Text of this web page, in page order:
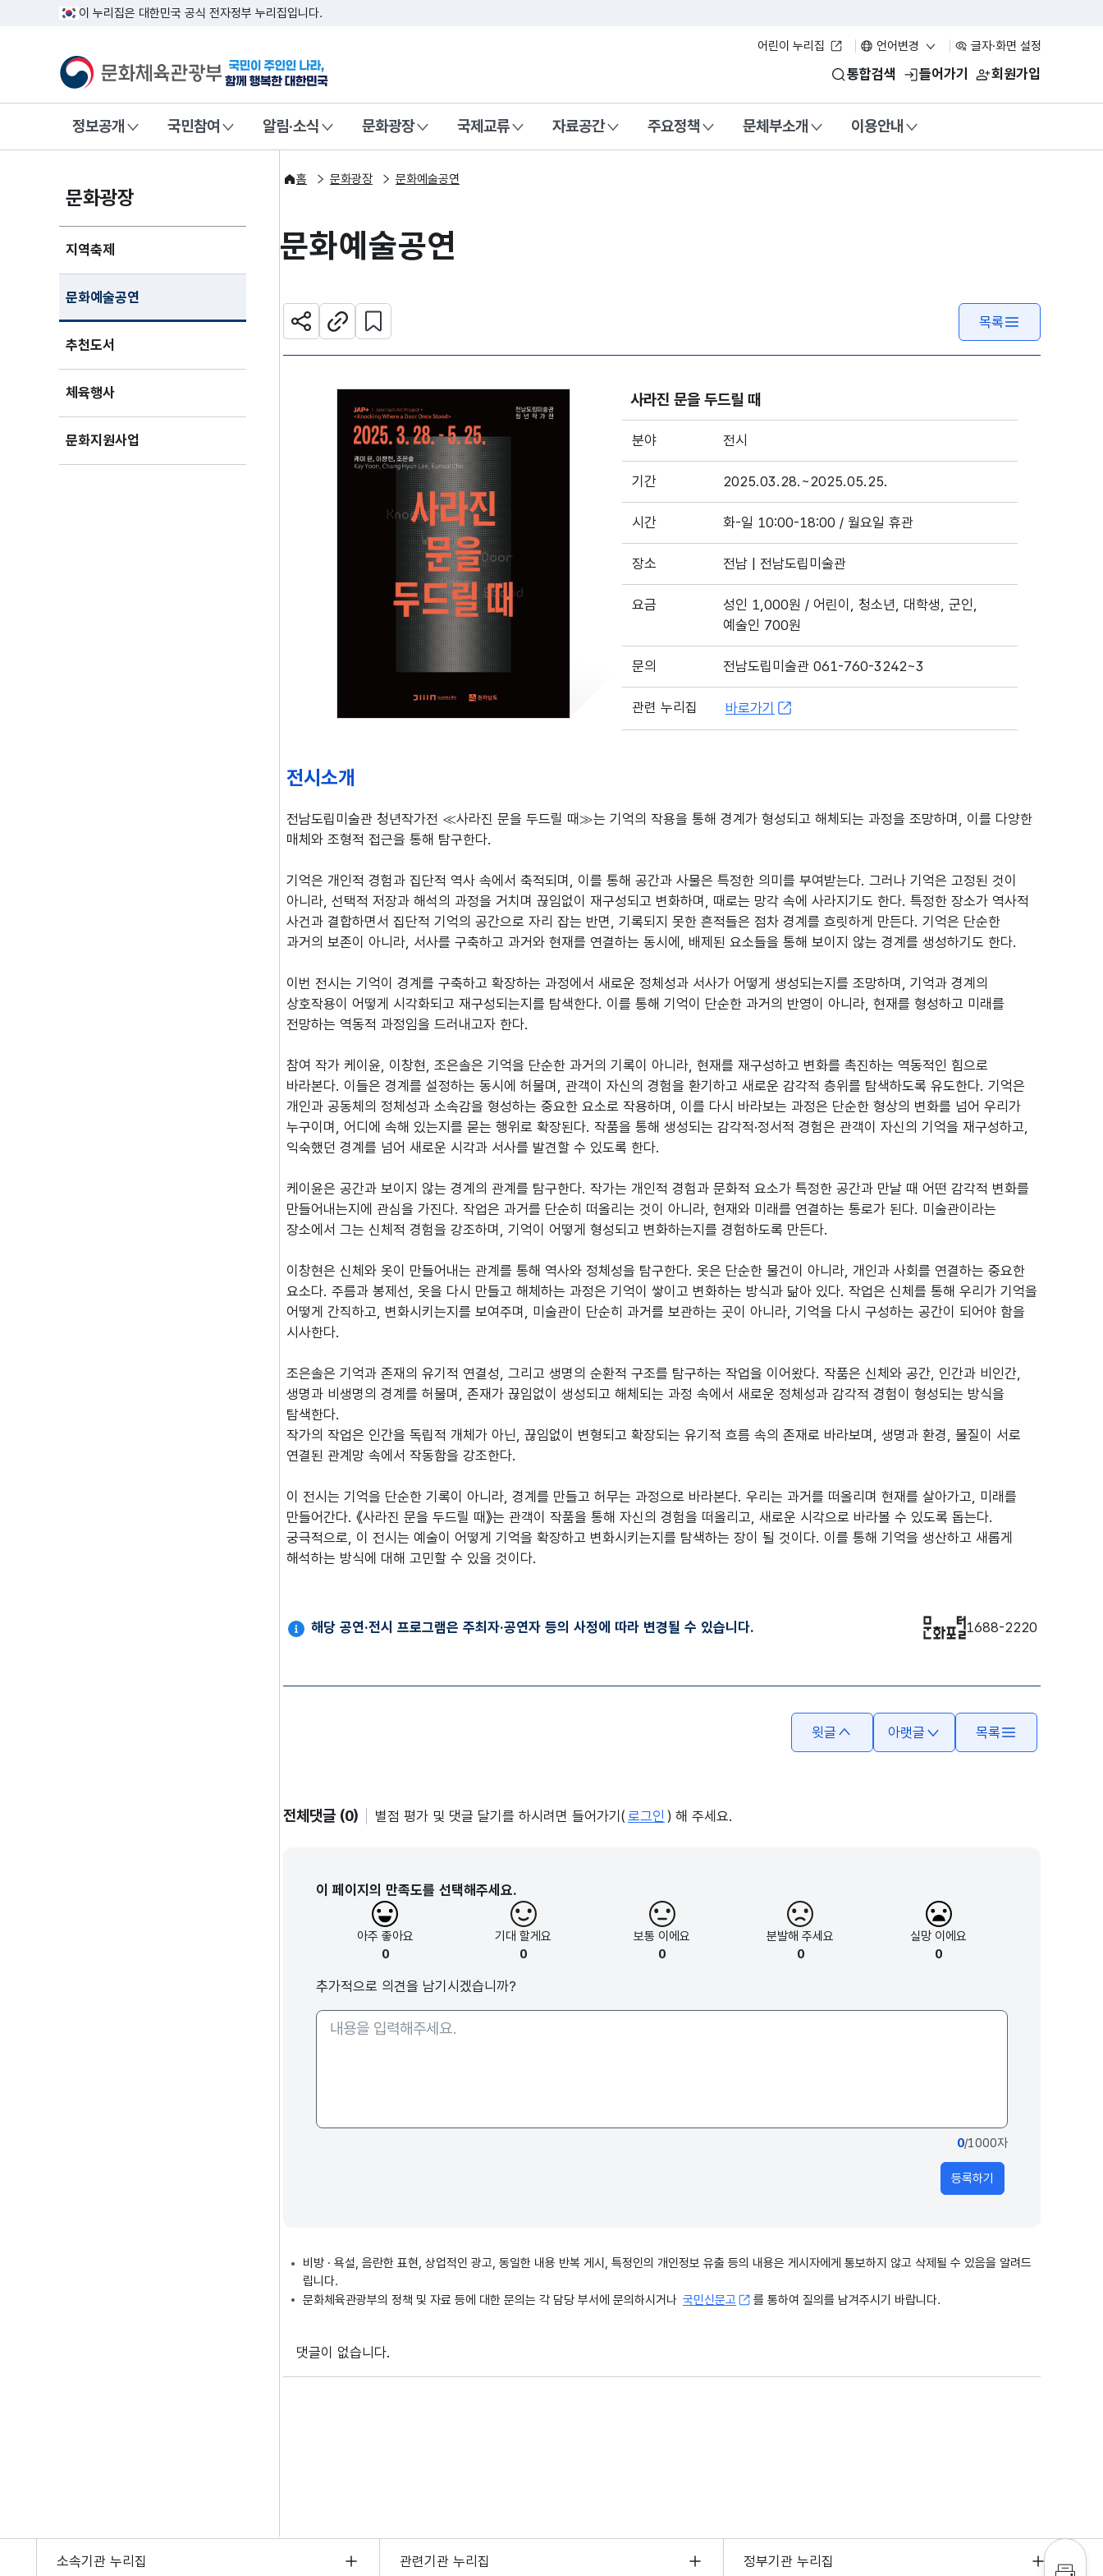
이 누리집은 대한민국 공식 전자정부 누리집입니다.
어린이 누리집 언어변경 글자·화면 설정
문화체육관광부국민이 주인인 나라, 함께 행복한 대한민국 통합검색 들어가기 회원가입
정보공개 국민참여 알림·소식 문화광장 국제교류 자료공간 주요정책 문체부소개 이용안내
문화광장
지역축제
문화예술공연
추천도서
체육행사
문화지원사업
홈 문화광장 문화예술공연
문화예술공연
공유하기주소복사
관심 콘텐츠 설정하기
목록
사라진 문을 두드릴 때
분야 전시
기간 2025.03.28.~2025.05.25.
시간 화-일 10:00-18:00 / 월요일 휴관
장소 전남 | 전남도립미술관
요금
성인 1,000원 / 어린이, 청소년, 대학생, 군인,
예술인 700원
문의 전남도립미술관 061-760-3242~3
관련 누리집 바로가기
전시소개
전남도립미술관 청년작가전 ≪사라진 문을 두드릴 때≫는 기억의 작용을 통해 경계가 형성되고 해체되는 과정을 조망하며, 이를 다양한
매체와 조형적 접근을 통해 탐구한다.
기억은 개인적 경험과 집단적 역사 속에서 축적되며, 이를 통해 공간과 사물은 특정한 의미를 부여받는다. 그러나 기억은 고정된 것이
아니라, 선택적 저장과 해석의 과정을 거치며 끊임없이 재구성되고 변화하며, 때로는 망각 속에 사라지기도 한다. 특정한 장소가 역사적
사건과 결합하면서 집단적 기억의 공간으로 자리 잡는 반면, 기록되지 못한 흔적들은 점차 경계를 흐릿하게 만든다. 기억은 단순한
과거의 보존이 아니라, 서사를 구축하고 과거와 현재를 연결하는 동시에, 배제된 요소들을 통해 보이지 않는 경계를 생성하기도 한다.
이번 전시는 기억이 경계를 구축하고 확장하는 과정에서 새로운 정체성과 서사가 어떻게 생성되는지를 조망하며, 기억과 경계의
상호작용이 어떻게 시각화되고 재구성되는지를 탐색한다. 이를 통해 기억이 단순한 과거의 반영이 아니라, 현재를 형성하고 미래를
전망하는 역동적 과정임을 드러내고자 한다.
참여 작가 케이윤, 이창현, 조은솔은 기억을 단순한 과거의 기록이 아니라, 현재를 재구성하고 변화를 촉진하는 역동적인 힘으로
바라본다. 이들은 경계를 설정하는 동시에 허물며, 관객이 자신의 경험을 환기하고 새로운 감각적 층위를 탐색하도록 유도한다. 기억은
개인과 공동체의 정체성과 소속감을 형성하는 중요한 요소로 작용하며, 이를 다시 바라보는 과정은 단순한 형상의 변화를 넘어 우리가
누구이며, 어디에 속해 있는지를 묻는 행위로 확장된다. 작품을 통해 생성되는 감각적·정서적 경험은 관객이 자신의 기억을 재구성하고,
익숙했던 경계를 넘어 새로운 시각과 서사를 발견할 수 있도록 한다.
케이윤은 공간과 보이지 않는 경계의 관계를 탐구한다. 작가는 개인적 경험과 문화적 요소가 특정한 공간과 만날 때 어떤 감각적 변화를
만들어내는지에 관심을 가진다. 작업은 과거를 단순히 떠올리는 것이 아니라, 현재와 미래를 연결하는 통로가 된다. 미술관이라는
장소에서 그는 신체적 경험을 강조하며, 기억이 어떻게 형성되고 변화하는지를 경험하도록 만든다.
이창현은 신체와 옷이 만들어내는 관계를 통해 역사와 정체성을 탐구한다. 옷은 단순한 물건이 아니라, 개인과 사회를 연결하는 중요한
요소다. 주름과 봉제선, 옷을 다시 만들고 해체하는 과정은 기억이 쌓이고 변화하는 방식과 닮아 있다. 작업은 신체를 통해 우리가 기억을
어떻게 간직하고, 변화시키는지를 보여주며, 미술관이 단순히 과거를 보관하는 곳이 아니라, 기억을 다시 구성하는 공간이 되어야 함을
시사한다.
조은솔은 기억과 존재의 유기적 연결성, 그리고 생명의 순환적 구조를 탐구하는 작업을 이어왔다. 작품은 신체와 공간, 인간과 비인간,
생명과 비생명의 경계를 허물며, 존재가 끊임없이 생성되고 해체되는 과정 속에서 새로운 정체성과 감각적 경험이 형성되는 방식을
탐색한다.
작가의 작업은 인간을 독립적 개체가 아닌, 끊임없이 변형되고 확장되는 유기적 흐름 속의 존재로 바라보며, 생명과 환경, 물질이 서로
연결된 관계망 속에서 작동함을 강조한다.
이 전시는 기억을 단순한 기록이 아니라, 경계를 만들고 허무는 과정으로 바라본다. 우리는 과거를 떠올리며 현재를 살아가고, 미래를
만들어간다. 《사라진 문을 두드릴 때》는 관객이 작품을 통해 자신의 경험을 떠올리고, 새로운 시각으로 바라볼 수 있도록 돕는다.
궁극적으로, 이 전시는 예술이 어떻게 기억을 확장하고 변화시키는지를 탐색하는 장이 될 것이다. 이를 통해 기억을 생산하고 새롭게
해석하는 방식에 대해 고민할 수 있을 것이다.
해당 공연·전시 프로그램은 주최자·공연자 등의 사정에 따라 변경될 수 있습니다. 1688-2220
윗글 아랫글 목록
전체댓글 (0) 별점 평가 및 댓글 달기를 하시려면 들어가기( 로그인 ) 해 주세요.
이 페이지의 만족도를 선택해주세요.
아주 좋아요
0
기대할게요
0
보통 이에요
0
분발해주세요
0
실망 이에요
0
추가적으로 의견을 남기시겠습니까?
0/1000자
등록하기
비방 · 욕설, 음란한 표현, 상업적인 광고, 동일한 내용 반복 게시, 특정인의 개인정보 유출 등의 내용은 게시자에게 통보하지 않고 삭제될 수 있음을 알려드
립니다.
문화체육관광부의 정책 및 자료 등에 대한 문의는 각 담당 부서에 문의하시거나 국민신문고 를 통하여 질의를 남겨주시기 바랍니다.
댓글이 없습니다.
소속기관 누리집 관련기관 누리집 정부기관 누리집